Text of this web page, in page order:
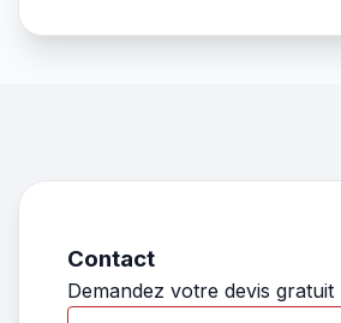
Contact
Demandez votre devis gratuit